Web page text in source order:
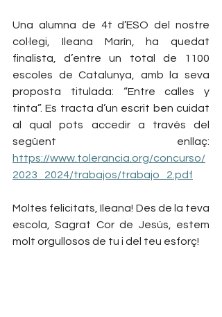
Una alumna de 4t d’ESO del nostre
col·legi, Ileana Marín, ha quedat
finalista, d’entre un total de 1100
escoles de Catalunya, amb la seva
proposta titulada: “Entre calles y
tinta”. Es tracta d’un escrit ben cuidat
al qual pots accedir a través del
https://www.tolerancia.org/concurso/
2023_2024/trabajos/trabajo_2.pdf
Moltes felicitats, Ileana! Des de la teva
escola, Sagrat Cor de Jesús, estem
molt orgullosos de tu i del teu esforç!